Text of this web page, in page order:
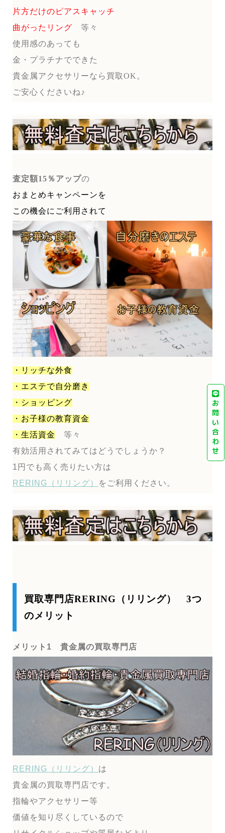
片方だけのピアスキャッチ
曲がったリング
等々
使用感のあっても
金・プラチナでできた
貴金属アクセサリーなら買取OK。
ご安心くださいね♪
査定額15％アップの
おまとめキャンペーンを
この機会にご利用されて
・リッチな外食
・エステで自分磨き
・ショッピング
・お子様の教育資金
・生活資金
等々
有効活用されてみてはどうでしょうか？
1円でも高く売りたい方は
RERING（リリング）
をご利用ください。
買取専門店RERING（リリング） 3つ
のメリット
メリット1 貴金属の買取専門店
RERING（リリング） は
貴金属の買取専門店です。
指輪やアクセサリー等
価値を知り尽くしているので
お
問
い
合
わ
せ